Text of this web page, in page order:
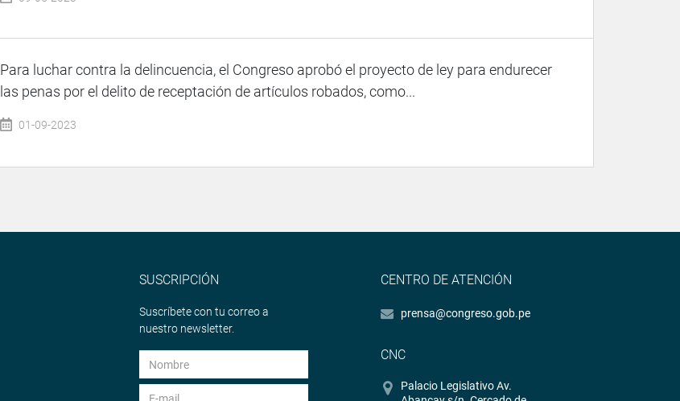
Para luchar contra la delincuencia, el Congreso aprobó el proyecto de ley para endurecer
las penas por el delito de receptación de artículos robados, como...
01-09-2023
SUSCRIPCIÓN
Suscríbete con tu correo a
nuestro newsletter.
CENTRO DE ATENCIÓN
prensa@congreso.gob.pe
CNC
Palacio Legislativo Av.